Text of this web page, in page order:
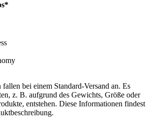
bei einem Standard-Versand an. Es
z. B. aufgrund des Gewichts, Größe oder
entstehen. Diese Informationen findest